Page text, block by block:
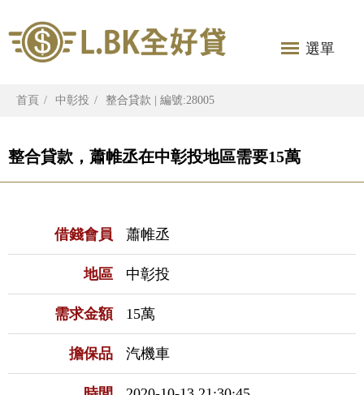
選單
首頁 中彰投 整合貸款 | 編號:28005
整合貸款，蕭帷丞在中彰投地區需要15萬
借錢會員 蕭帷丞
地區 中彰投
需求金額 15萬
擔保品 汽機車